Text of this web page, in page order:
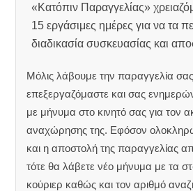
«Κατόπιν Παραγγελίας»
15 εργάσιμες ημέρες για να τα
διαδικασία συσκευασίας και
Μόλις λάβουμε την παραγγελία
επεξεργαζόμαστε και σας
με μήνυμα στο κινητό σας για τον
αναχώρησης της. Εφόσον
και η αποστολή της παραγγελίας
τότε θα λάβετε νέο μήνυμα με τα
κούριερ καθώς και τον αριθμό